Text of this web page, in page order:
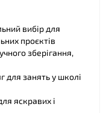
вибір для
проєктів
зберігання,
для занять у школі
яскравих і